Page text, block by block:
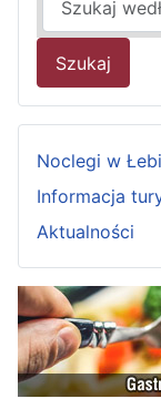
Szukaj
Noclegi w
Informacja
Aktualności